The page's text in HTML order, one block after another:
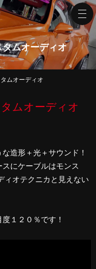
ムオーディオ
ムオーディオ
ムオーディオ
造形＋光＋サウンド！
にケーブルはモンス
ィオテクニカと見えない
１２０％です！